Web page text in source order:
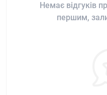
Немає відгуків
першим,